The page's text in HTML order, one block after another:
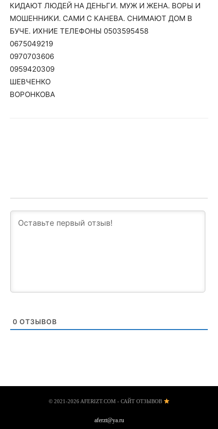
КИДАЮТ ЛЮДЕЙ НА ДЕНЬГИ. МУЖ И ЖЕНА. ВОРЫ И
МОШЕННИКИ. САМИ С КАНЕВА. СНИМАЮТ ДОМ В
БУЧЕ. ИХНИЕ ТЕЛЕФОНЫ 0503595458
0675049219
0970703606
0959420309
ШЕВЧЕНКО
ВОРОНКОВА
0 ОТЗЫВОВ
© 2021-2026 AFERIZT.COM - САЙТ ОТЗЫВОВ
aferzt@ya.ru